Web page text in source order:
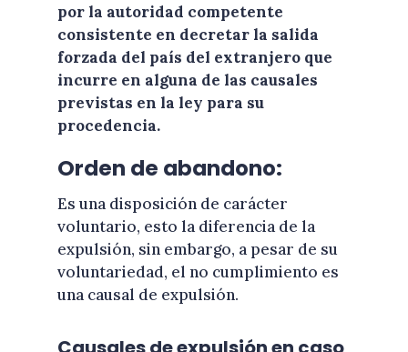
por la autoridad competente
consistente en decretar la salida
forzada del país del extranjero que
incurre en alguna de las causales
previstas en la ley para su
procedencia.
Orden de abandono:
Es una disposición de carácter
voluntario, esto la diferencia de la
expulsión, sin embargo, a pesar de su
voluntariedad, el no cumplimiento es
una causal de expulsión.